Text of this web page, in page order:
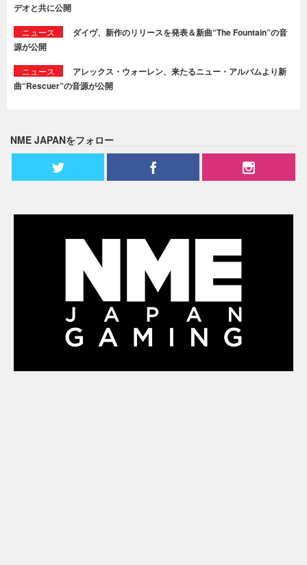
デオと共に公開
ニュース
ダイヴ、新作のリリースを発表＆新曲“The Fountain”の音
源が公開
ニュース
アレックス・ウォーレン、来たるニュー・アルバムより新
曲“Rescuer”の音源が公開
NME JAPANをフォロー